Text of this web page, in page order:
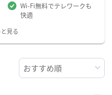
Wi-Fi無料でテレワークも
快適
見る